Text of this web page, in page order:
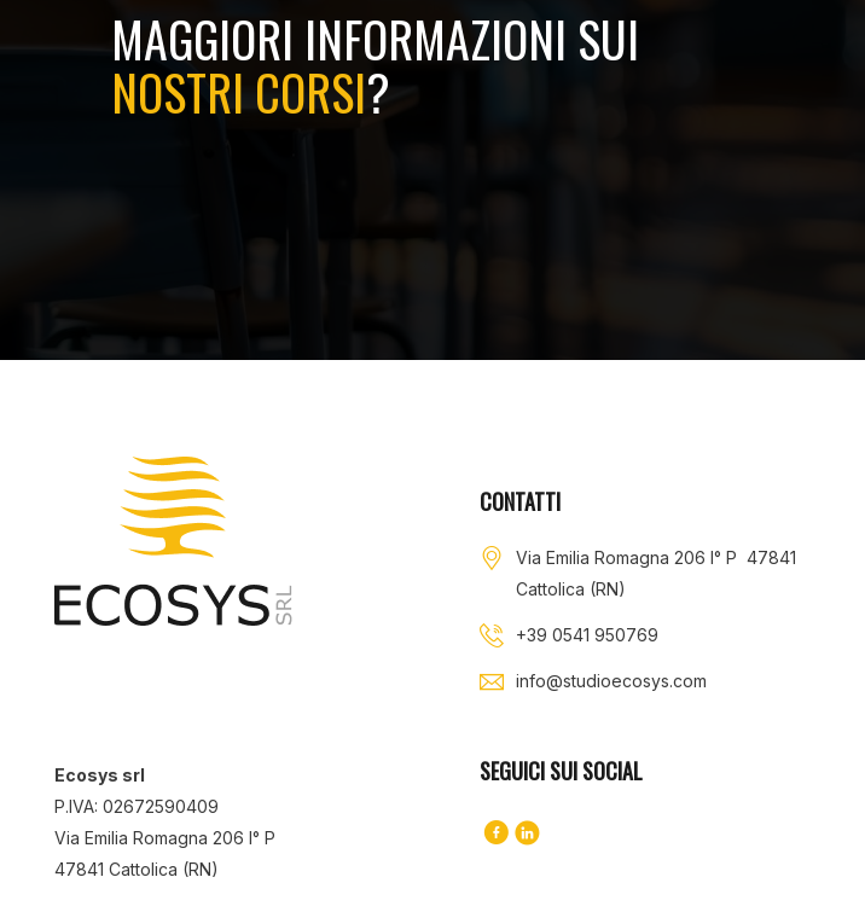
MAGGIORI INFORMAZIONI SUI
NOSTRI CORSI?
Ecosys srl
P.IVA: 02672590409
Via Emilia Romagna 206 I° P
47841 Cattolica (RN)
CONTATTI
Via Emilia Romagna 206 I° P 47841
Cattolica (RN)
+39 0541 950769
info@studioecosys.com
SEGUICI SUI SOCIAL